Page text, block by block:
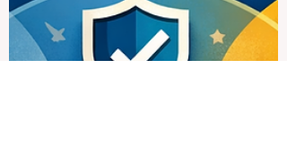
Bachelorarbeiten, Masterarbeiten und
Dissertationen stellt Universitäten vor
neue Fragen. Deshalb brauchen